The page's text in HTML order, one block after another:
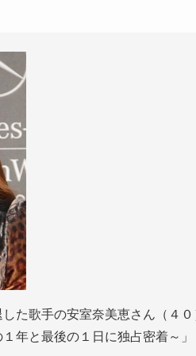
た歌手の安室奈美恵さん（４
年と最後の１日に独占密着～